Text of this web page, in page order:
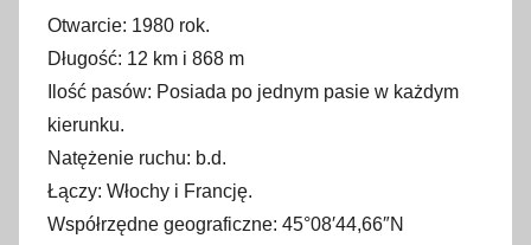
Otwarcie: 1980 rok.
Długość: 12 km i 868 m
Ilość pasów: Posiada po jednym pasie w każdym
kierunku.
Natężenie ruchu: b.d.
Łączy: Włochy i Francję.
Współrzędne geograficzne: 45°08′44,66″N